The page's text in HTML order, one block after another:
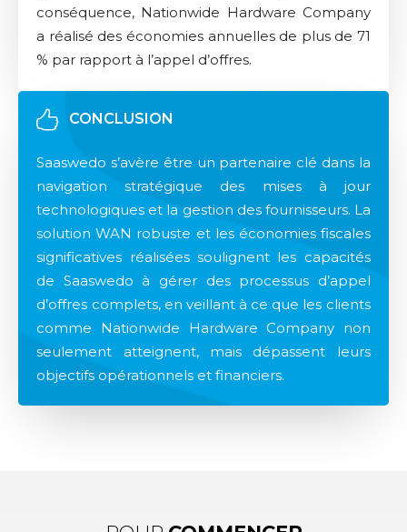
conséquence, Nationwide Hardware Company
a réalisé des économies annuelles de plus de 71
% par rapport à l’appel d’offres.
CONCLUSION
Saaswedo s’avère être un partenaire clé dans la
navigation stratégique des mises à jour
technologiques et la gestion des fournisseurs. La
solution WAN robuste et les économies fiscales
significatives réalisées soulignent les capacités
de Saaswedo à gérer des processus d’appel
d’offres complets, en veillant à ce que les clients
comme Nationwide Hardware Company non
seulement atteignent, mais dépassent leurs
objectifs opérationnels et financiers.​